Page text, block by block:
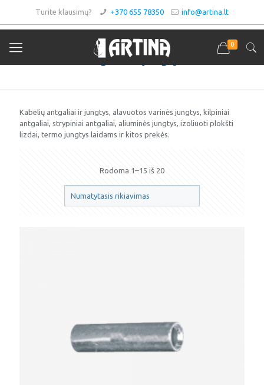
Turite klausimų? +370 655 78350 info@artina.lt
0
Antgaliai ir jungtys
Kabelių antgaliai ir jungtys, alavuotos varinės jungtys, kilpiniai
antgaliai, strypiniai antgaliai, aliuminės jungtys, izoliuoti plokšti
lizdai, termo jungtys laidams ir kitos prekės.
Rodoma 1–15 iš 20